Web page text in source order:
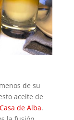
de su
aceite de
Casa de Alba.